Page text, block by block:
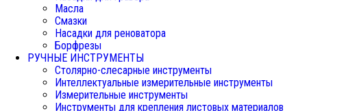
Масла
Смазки
Насадки для реноватора
Борфрезы
РУЧНЫЕ ИНСТРУМЕНТЫ
Столярно-слесарные инструменты
Интеллектуальные измерительные инструменты
Измерительные инструменты
Инструменты для крепления листовых материалов